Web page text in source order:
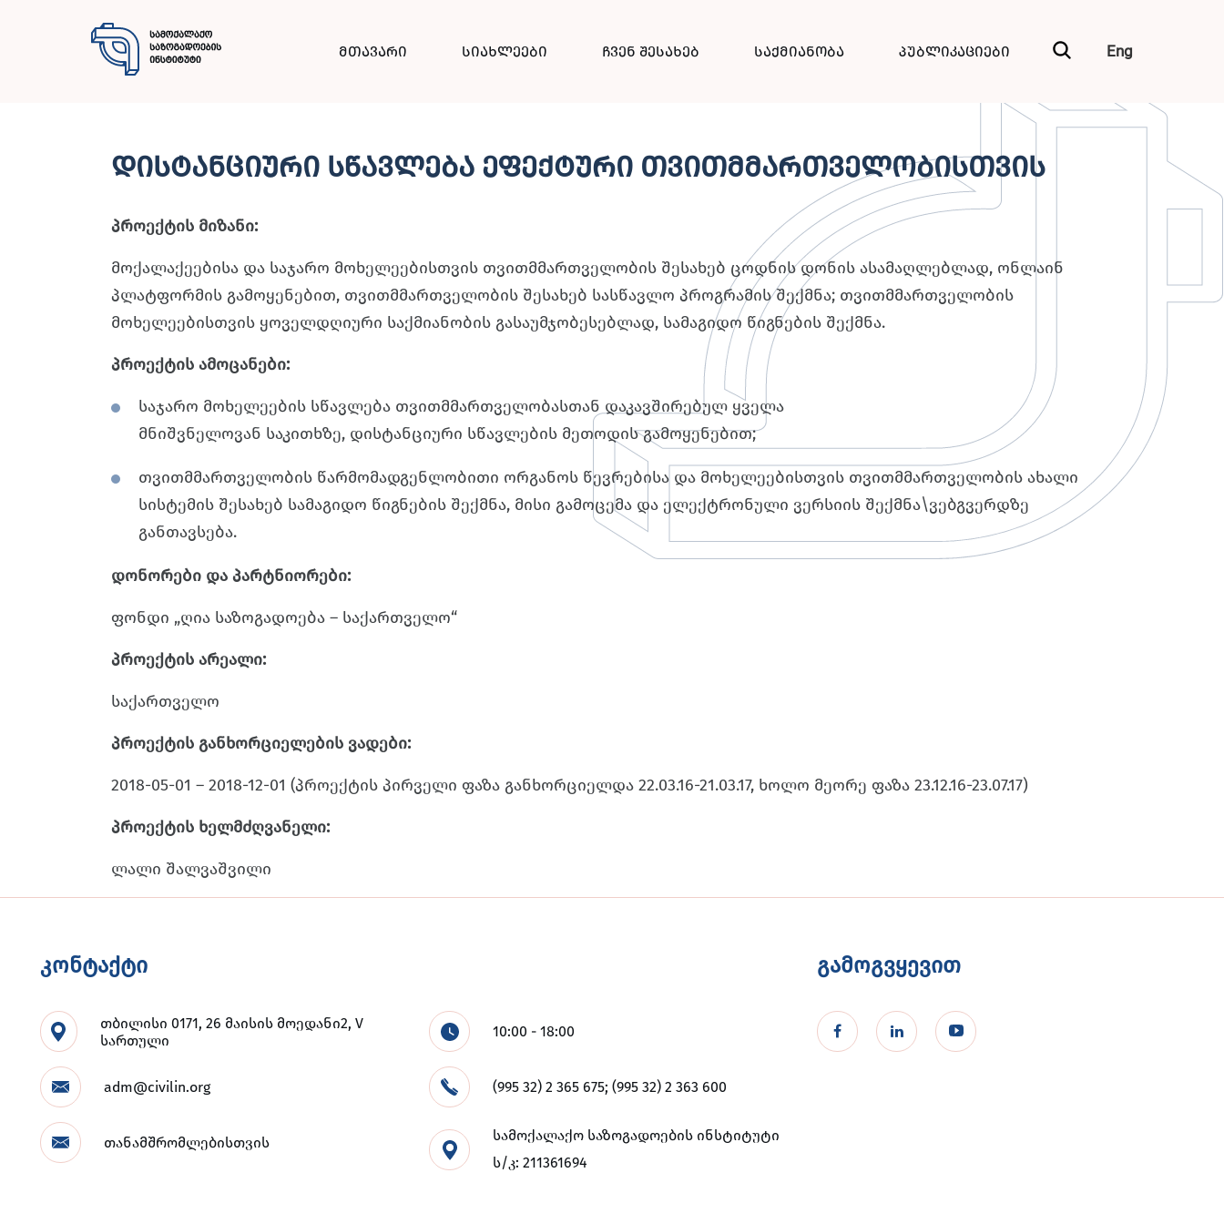
მთავარი სიახლეები ჩვენ შესახებ საქმიანობა პუბლიკაციები Eng
დისტანციური სწავლება ეფექტური თვითმმართველობისთვის
პროექტის მიზანი:
მოქალაქეებისა და საჯარო მოხელეებისთვის თვითმმართველობის შესახებ ცოდნის დონის ასამაღლებლად, ონლაინ
პლატფორმის გამოყენებით, თვითმმართველობის შესახებ სასწავლო პროგრამის შექმნა; თვითმმართველობის
მოხელეებისთვის ყოველდღიური საქმიანობის გასაუმჯობესებლად, სამაგიდო წიგნების შექმნა.
პროექტის ამოცანები:
საჯარო მოხელეების სწავლება თვითმმართველობასთან დაკავშირებულ ყველა
მნიშვნელოვან საკითხზე, დისტანციური სწავლების მეთოდის გამოყენებით;
თვითმმართველობის წარმომადგენლობითი ორგანოს წევრებისა და მოხელეებისთვის თვითმმართველობის ახალი
სისტემის შესახებ სამაგიდო წიგნების შექმნა, მისი გამოცემა და ელექტრონული ვერსიის შექმნა\ვებგვერდზე
განთავსება.
დონორები და პარტნიორები:
ფონდი „ღია საზოგადოება – საქართველო“
პროექტის არეალი:
საქართველო
პროექტის განხორციელების ვადები:
2018-05-01 – 2018-12-01 (პროექტის პირველი ფაზა განხორციელდა 22.03.16-21.03.17, ხოლო მეორე ფაზა 23.12.16-23.07.17)
პროექტის ხელმძღვანელი:
ლალი შალვაშვილი
კონტაქტი გამოგვყევით
თბილისი 0171, 26 მაისის მოედანი2, V
სართული
adm@civilin.org
თანამშრომლებისთვის
10:00 - 18:00
(995 32) 2 365 675; (995 32) 2 363 600
სამოქალაქო საზოგადოების ინსტიტუტი
ს/კ: 211361694